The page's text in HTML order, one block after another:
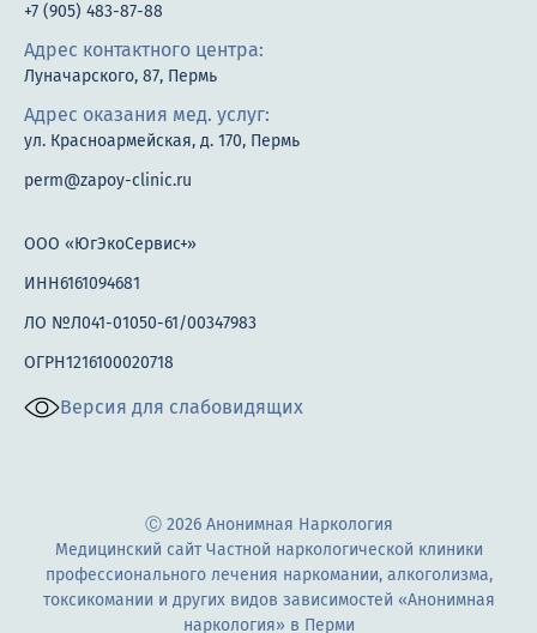
Лечение задержки развития
Приём психиатра
Психиатрический стационар
Стационар
Госпитализация
Реабилитация 21 день
Анализы
Биохимия крови
+7 (905) 483-87-88
Адрес контактного центра:
Луначарского, 87, Пермь
Адрес оказания мед. услуг:
ул. Красноармейская, д. 170, Пермь
perm@zapoy-clinic.ru
ООО «ЮгЭкоСервис+»
ИНН6161094681
ЛО №Л041-01050-61/00347983
ОГРН1216100020718
Версия для слабовидящих
Ⓒ 2026 Анонимная Наркология
Медицинский сайт Частной наркологической клиники
профессионального лечения наркомании, алкоголизма,
токсикомании и других видов зависимостей «Анонимная
наркология» в Перми